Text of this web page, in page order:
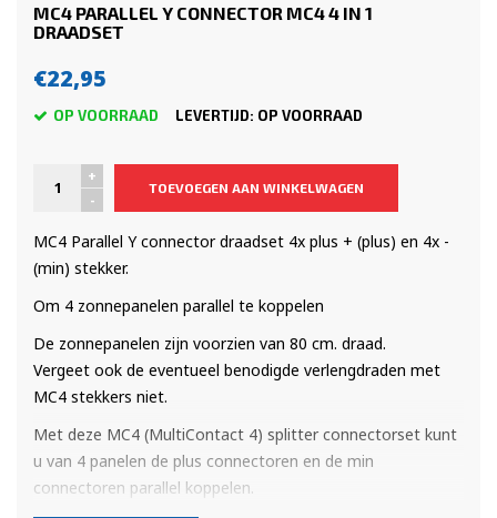
MC4 PARALLEL Y CONNECTOR MC4 4 IN 1
DRAADSET
€22,95
OP VOORRAAD LEVERTIJD: OP VOORRAAD
+
-
TOEVOEGEN AAN WINKELWAGEN
MC4 Parallel Y connector draadset 4x plus + (plus) en 4x -
(min) stekker.
Om 4 zonnepanelen parallel te koppelen
De zonnepanelen zijn voorzien van 80 cm. draad.
Vergeet ook de eventueel benodigde verlengdraden met
MC4 stekkers niet.
Met deze MC4 (MultiContact 4) splitter connectorset kunt
u van 4 panelen de plus connectoren en de min
connectoren parallel koppelen.
Noodzakelijk wanneer u 4 of meer zonnepanelen parallel